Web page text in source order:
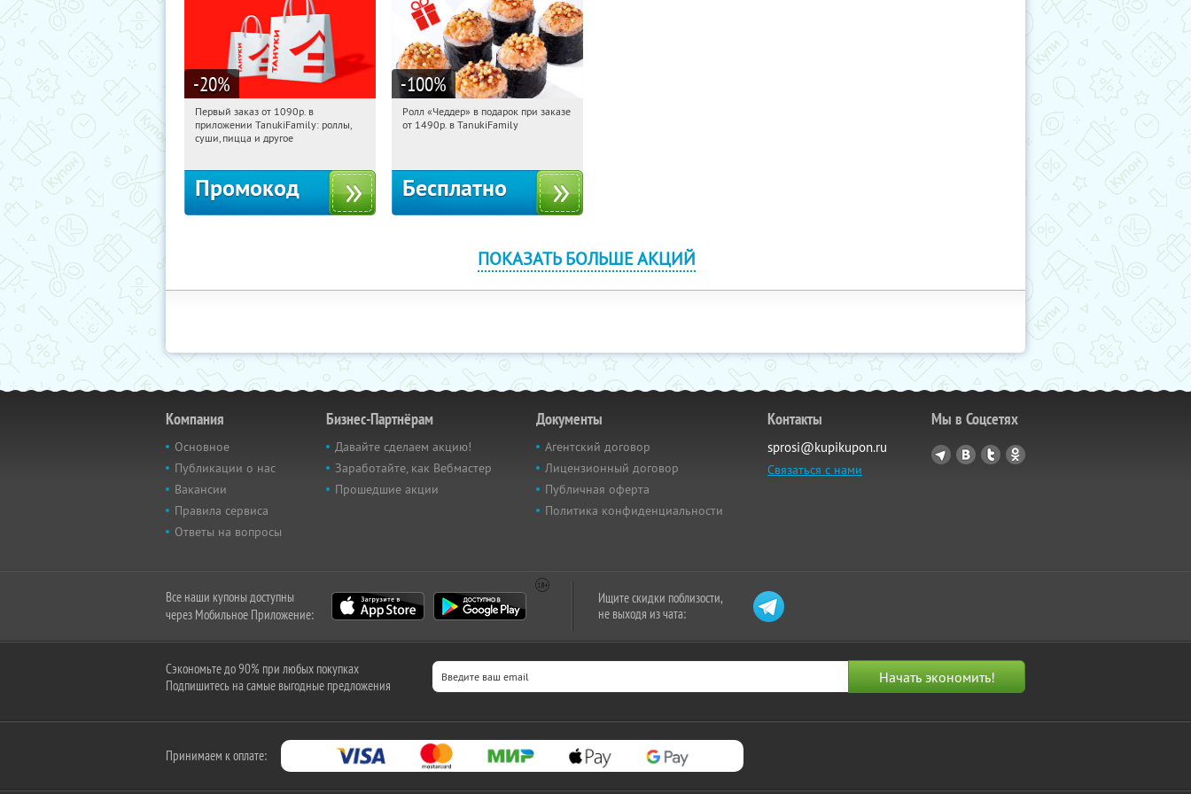
-20%
06:16:55 Получили:
Россия
Первый заказ от 1090р. в
приложении TanukiFamily: роллы,
суши, пицца и другое
Промокод
-100%
06:16:55 Получили:108
Ролл «Чеддер» в подарок при заказе
от 1490р. в TanukiFamily
Бесплатно
ПОКАЗАТЬ БОЛЬШЕ АКЦИЙ
Компания
Основное
Публикации о нас
Вакансии
Правила сервиса
Ответы на вопросы
Бизнес-Партнёрам
Давайте сделаем акцию!
Заработайте, как Вебмастер
Прошедшие акции
Документы
Агентский договор
Лицензионный договор
Публичная оферта
Политика конфиденциальности
Контакты
sprosi@kupikupon.ru
Связаться с нами
Мы в Соцсетях
Все наши купоны доступны
через Мобильное Приложение:
Ищите скидки поблизости,
не выходя из чата:
Сэкономьте до 90% при любых покупках
Подпишитесь на самые выгодные предложения
Принимаем к оплате: